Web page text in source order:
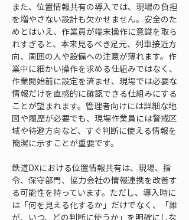
また、位置情報共有の導入では、現場の負担
を増やさない設計も欠かせません。安全のた
めとはいえ、作業員が端末操作に意識を取ら
れすぎると、本来見るべき足元、列車接近方
向、周囲の人や設備への注意が薄れます。作
業中に細かい操作を求める仕組みではなく、
作業開始前に設定を済ませ、現場では必要な
情報だけを直感的に確認できる仕組みにする
ことが望まれます。管理者向けには詳細な地
図や履歴が必要でも、現場作業員には警戒区
域や待避方向など、すぐ判断に使える情報を
簡潔に示すことが重要です。
鉄道DXにおける位置情報共有は、現場、指
令、保守部門、協力会社の情報連携を改善す
る可能性を持っています。ただし、導入時に
は「何を見える化するか」だけでなく、「誰
が、いつ、どの判断に使うか」を明確にしな